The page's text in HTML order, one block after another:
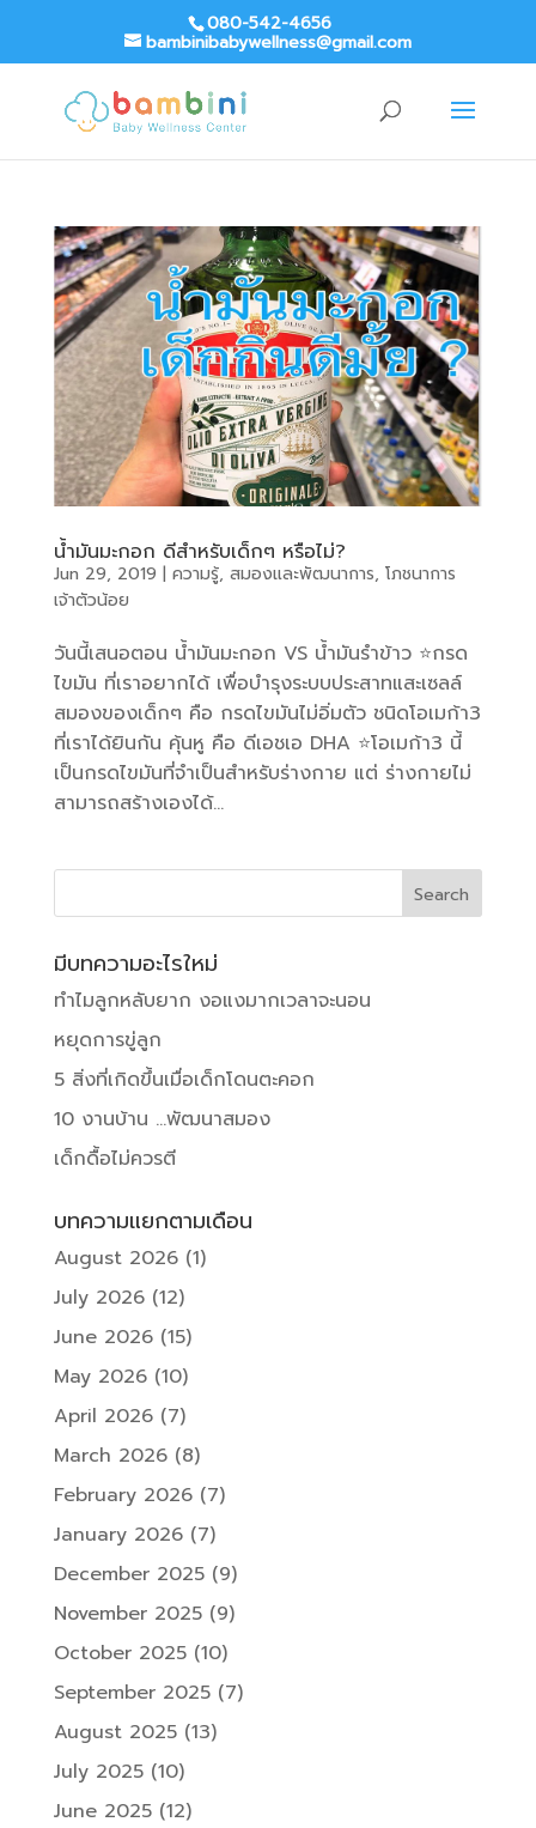
080-542-4656
bambinibabywellness@gmail.com
น้ำมันมะกอก ดีสำหรับเด็กๆ หรือไม่?
Jun 29, 2019 | ความรู้, สมองและพัฒนาการ, โภชนาการ
เจ้าตัวน้อย
วันนี้เสนอตอน น้ำมันมะกอก VS น้ำมันรำข้าว ⭐️กรด
ไขมัน ที่เราอยากได้ เพื่อบำรุงระบบประสาทแสะเซลล์
สมองของเด็กๆ คือ กรดไขมันไม่อิ่มตัว ชนิดโอเมก้า3
ที่เราได้ยินกัน คุ้นหู คือ ดีเอชเอ DHA ⭐️โอเมก้า3 นี้
เป็นกรดไขมันที่จำเป็นสำหรับร่างกาย แต่ ร่างกายไม่
สามารถสร้างเองได้...
มีบทความอะไรใหม่
ทำไมลูกหลับยาก งอแงมากเวลาจะนอน
หยุดการขู่ลูก
5 สิ่งที่เกิดขึ้นเมื่อเด็กโดนตะคอก
10 งานบ้าน …พัฒนาสมอง
เด็กดื้อไม่ควรตี
บทความแยกตามเดือน
August 2026(1)
July 2026(12)
June 2026(15)
May 2026(10)
April 2026(7)
March 2026(8)
February 2026(7)
January 2026(7)
December 2025(9)
November 2025(9)
October 2025(10)
September 2025(7)
August 2025(13)
July 2025(10)
June 2025(12)